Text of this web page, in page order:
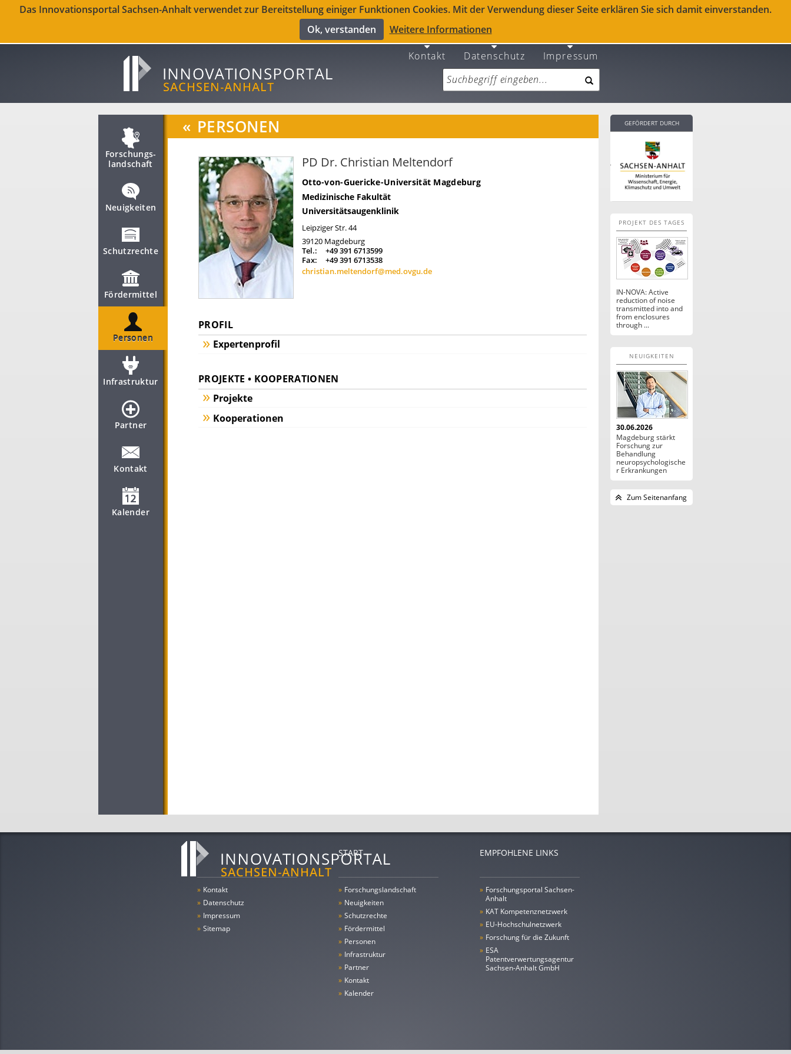
Das Innovationsportal Sachsen-Anhalt verwendet zur Bereitstellung einiger Funktionen Cookies. Mit der Verwendung dieser Seite erklären Sie sich damit einverstanden.
Ok, verstanden
Weitere Informationen
Kontakt Datenschutz Impressum
Forschungs­
landschaft
Neuigkeiten
Schutzrechte
Fördermittel
Personen
Infrastruktur
Partner
Kontakt
Kalender
« PERSONEN
PD Dr. Christian Meltendorf
Otto-von-Guericke-Universität Magdeburg
Medizinische Fakultät
Universitätsaugenklinik
Leipziger Str. 44
39120 Magdeburg
Tel.:
+49 391 6713599
Fax:
+49 391 6713538
christian.meltendorf@med.ovgu.de
PROFIL
Expertenprofil
PROJEKTE • KOOPERATIONEN
Projekte
Kooperationen
GEFÖRDERT DURCH
PROJEKT DES TAGES
IN-NOVA: Active
reduction of noise
transmitted into and
from enclosures
through ...
NEUIGKEITEN
30.06.2026
Magdeburg stärkt
Forschung zur
Behandlung
neuropsychologische
r Erkrankungen
Zum Seitenanfang
» Kontakt
» Datenschutz
» Impressum
» Sitemap
START
» Forschungs­landschaft
» Neuigkeiten
» Schutzrechte
» Fördermittel
» Personen
» Infrastruktur
» Partner
» Kontakt
» Kalender
EMPFOHLENE LINKS
» Forschungsportal Sachsen-
Anhalt
» KAT Kompetenznetzwerk
» EU-Hochschulnetzwerk
» Forschung für die Zukunft
» ESA
Patentverwertungsagentur
Sachsen-Anhalt GmbH